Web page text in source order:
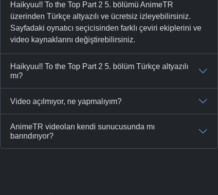
Haikyuu!! To the Top Part 2 5. bölümü AnimeTR
üzerinden Türkçe altyazılı ve ücretsiz izleyebilirsiniz.
Sayfadaki oynatıcı seçicisinden farklı çeviri ekiplerini ve
video kaynaklarını değiştirebilirsiniz.
Haikyuu!! To the Top Part 2 5. bölüm Türkçe altyazılı
mı?
Video açılmıyor, ne yapmalıyım?
AnimeTR videoları kendi sunucusunda mı
barındırıyor?